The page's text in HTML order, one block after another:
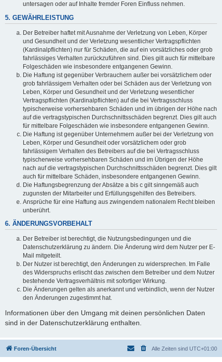
untersagen oder auf Inhalte fremder Foren Einfluss nehmen.
5. GEWÄHRLEISTUNG
Der Betreiber haftet mit Ausnahme der Verletzung von Leben, Körper
und Gesundheit und der Verletzung wesentlicher Vertragspflichten
(Kardinalpflichten) nur für Schäden, die auf ein vorsätzliches oder grob
fahrlässiges Verhalten zurückzuführen sind. Dies gilt auch für mittelbare
Folgeschäden wie insbesondere entgangenen Gewinn.
Die Haftung ist gegenüber Verbrauchern außer bei vorsätzlichem oder
grob fahrlässigem Verhalten oder bei Schäden aus der Verletzung von
Leben, Körper und Gesundheit und der Verletzung wesentlicher
Vertragspflichten (Kardinalpflichten) auf die bei Vertragsschluss
typischerweise vorhersehbaren Schäden und im übrigen der Höhe nach
auf die vertragstypischen Durchschnittsschäden begrenzt. Dies gilt auch
für mittelbare Folgeschäden wie insbesondere entgangenen Gewinn.
Die Haftung ist gegenüber Unternehmern außer bei der Verletzung von
Leben, Körper und Gesundheit oder vorsätzlichem oder grob
fahrlässigem Verhalten des Betreibers auf die bei Vertragsschluss
typischerweise vorhersehbaren Schäden und im Übrigen der Höhe
nach auf die vertragstypischen Durchschnittsschäden begrenzt. Dies gilt
auch für mittelbare Schäden, insbesondere entgangenen Gewinn.
Die Haftungsbegrenzung der Absätze a bis c gilt sinngemäß auch
zugunsten der Mitarbeiter und Erfüllungsgehilfen des Betreibers.
Ansprüche für eine Haftung aus zwingendem nationalem Recht bleiben
unberührt.
6. ÄNDERUNGSVORBEHALT
Der Betreiber ist berechtigt, die Nutzungsbedingungen und die
Datenschutzerklärung zu ändern. Die Änderung wird dem Nutzer per E-
Mail mitgeteilt.
Der Nutzer ist berechtigt, den Änderungen zu widersprechen. Im Falle
des Widerspruchs erlischt das zwischen dem Betreiber und dem Nutzer
bestehende Vertragsverhältnis mit sofortiger Wirkung.
Die Änderungen gelten als anerkannt und verbindlich, wenn der Nutzer
den Änderungen zugestimmt hat.
Informationen über den Umgang mit deinen persönlichen Daten
sind in der Datenschutzerklärung enthalten.
Foren-Übersicht Alle Zeiten sind UTC+01:00